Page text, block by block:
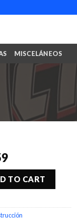
MISCELÁNEOS
TO CART